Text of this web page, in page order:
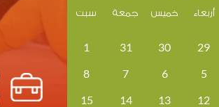
أربعاء خميس جمعة سبت
29
30
31
1
5
6
7
8
12
13
14
15